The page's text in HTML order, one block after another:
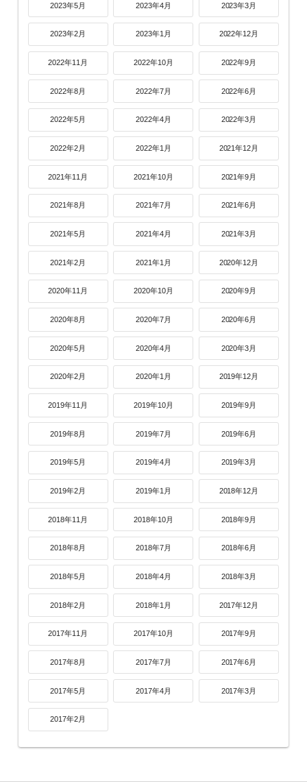
2023年5月 2023年4月 2023年3月
2023年2月 2023年1月 2022年12月
2022年11月 2022年10月 2022年9月
2022年8月 2022年7月 2022年6月
2022年5月 2022年4月 2022年3月
2022年2月 2022年1月 2021年12月
2021年11月 2021年10月 2021年9月
2021年8月 2021年7月 2021年6月
2021年5月 2021年4月 2021年3月
2021年2月 2021年1月 2020年12月
2020年11月 2020年10月 2020年9月
2020年8月 2020年7月 2020年6月
2020年5月 2020年4月 2020年3月
2020年2月 2020年1月 2019年12月
2019年11月 2019年10月 2019年9月
2019年8月 2019年7月 2019年6月
2019年5月 2019年4月 2019年3月
2019年2月 2019年1月 2018年12月
2018年11月 2018年10月 2018年9月
2018年8月 2018年7月 2018年6月
2018年5月 2018年4月 2018年3月
2018年2月 2018年1月 2017年12月
2017年11月 2017年10月 2017年9月
2017年8月 2017年7月 2017年6月
2017年5月 2017年4月 2017年3月
2017年2月